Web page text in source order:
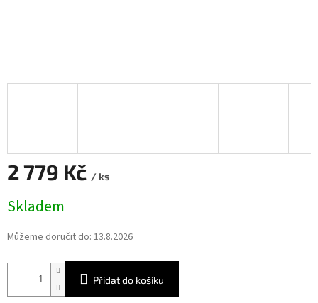
2 779 Kč / ks
cena:
Skladem
Můžeme doručit do: 13.8.2026
Přidat do košíku